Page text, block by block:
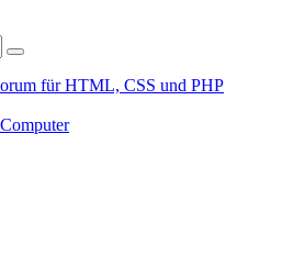
für HTML, CSS und PHP